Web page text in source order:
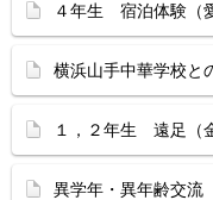
４年生 宿泊体験（
横浜山手中華学校と
１，２年生 遠足（
異学年・異年齢交流